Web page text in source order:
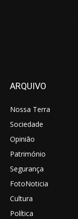
ARQUIVO
Nossa Terra
Sociedade
Opinião
Património
Segurança
FotoNoticia
Cultura
Política